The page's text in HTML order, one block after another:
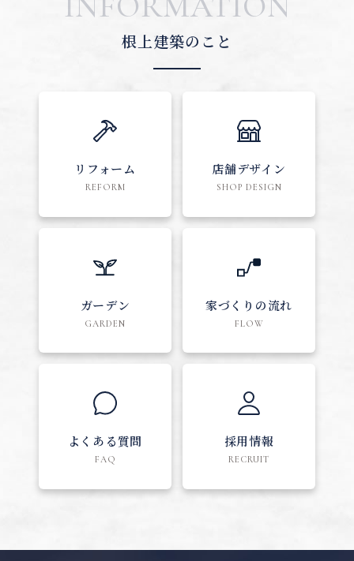
根上建築のこと
リフォーム
REFORM
店舗デザイン
SHOP DESIGN
ガーデン
GARDEN
家づくりの流れ
FLOW
よくある質問
FAQ
採用情報
RECRUIT